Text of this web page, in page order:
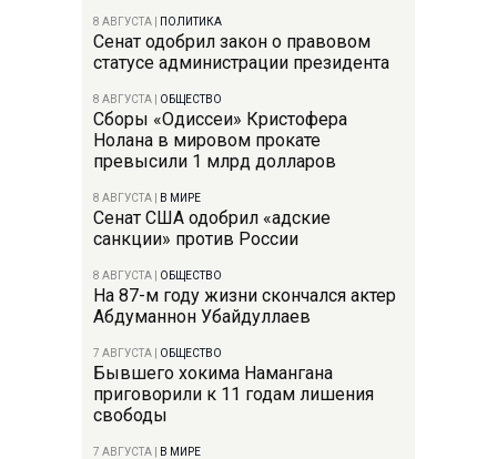
8 АВГУСТА ПОЛИТИКА
Сенат одобрил закон о правовом
статусе администрации президента
8 АВГУСТА ОБЩЕСТВО
Сборы «Одиссеи» Кристофера
Нолана в мировом прокате
превысили 1 млрд долларов
8 АВГУСТА В МИРЕ
Сенат США одобрил «адские
санкции» против России
8 АВГУСТА ОБЩЕСТВО
На 87-м году жизни скончался актер
Абдуманнон Убайдуллаев
7 АВГУСТА ОБЩЕСТВО
Бывшего хокима Намангана
приговорили к 11 годам лишения
свободы
7 АВГУСТА В МИРЕ